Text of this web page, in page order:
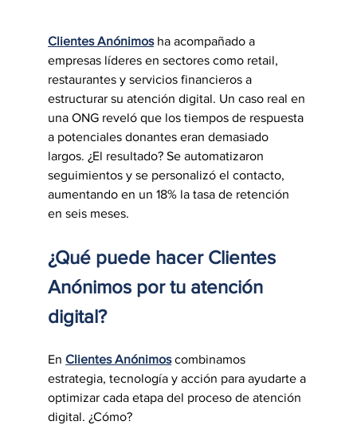
Clientes Anónimos ha acompañado a
empresas líderes en sectores como retail,
restaurantes y servicios financieros a
estructurar su atención digital. Un caso real en
una ONG reveló que los tiempos de respuesta
a potenciales donantes eran demasiado
largos. ¿El resultado? Se automatizaron
seguimientos y se personalizó el contacto,
aumentando en un 18% la tasa de retención
en seis meses.
¿Qué puede hacer Clientes
Anónimos por tu atención
digital?
En Clientes Anónimos combinamos
estrategia, tecnología y acción para ayudarte a
optimizar cada etapa del proceso de atención
digital. ¿Cómo?